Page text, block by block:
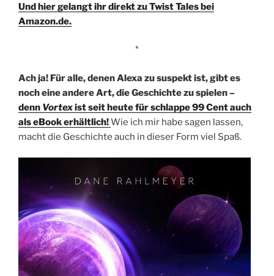
Und hier gelangt ihr direkt zu Twist Tales bei
Amazon.de.
*
Ach ja! Für alle, denen Alexa zu suspekt ist, gibt es
noch eine andere Art, die Geschichte zu spielen –
denn Vortexist seit heute für schlappe 99 Cent auch
als eBook erhältlich!Wie ich mir habe sagen lassen,
macht die Geschichte auch in dieser Form viel Spaß.